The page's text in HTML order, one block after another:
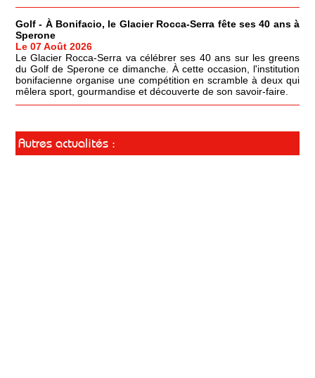
Golf - À Bonifacio, le Glacier Rocca-Serra fête ses 40 ans à
Sperone
Le 07 Août 2026
Le Glacier Rocca-Serra va célébrer ses 40 ans sur les greens
du Golf de Sperone ce dimanche. À cette occasion, l'institution
bonifacienne organise une compétition en scramble à deux qui
mêlera sport, gourmandise et découverte de son savoir-faire.
Autres actualités :